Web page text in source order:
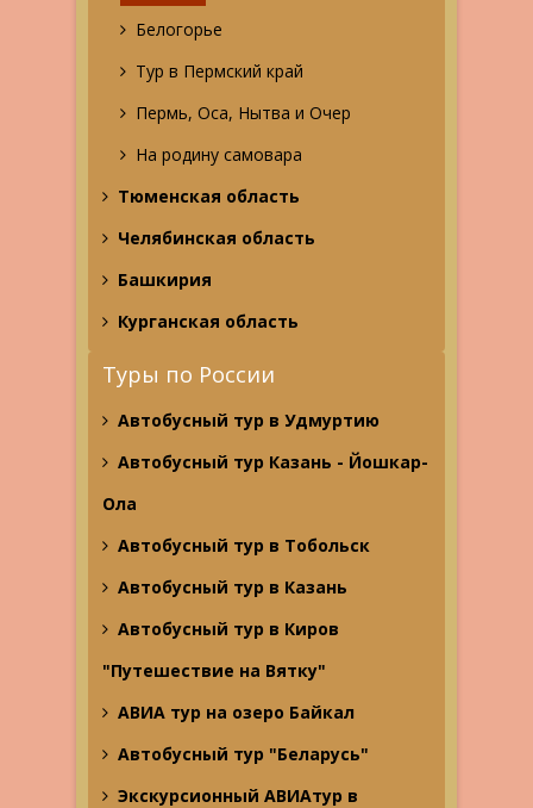
Белогорье
Тур в Пермский край
Пермь, Оса, Нытва и Очер
На родину самовара
Тюменская область
Челябинская область
Башкирия
Курганская область
Туры по России
Автобусный тур в Удмуртию
Автобусный тур Казань - Йошкар-
Ола
Автобусный тур в Тобольск
Автобусный тур в Казань
Автобусный тур в Киров
"Путешествие на Вятку"
АВИА тур на озеро Байкал
Автобусный тур "Беларусь"
Экскурсионный АВИАтур в